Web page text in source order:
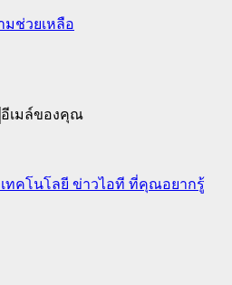
ช่วยเหลือ
อีเมล์ของคุณ
ทคโนโลยี ข่าวไอที ที่คุณอยากรู้